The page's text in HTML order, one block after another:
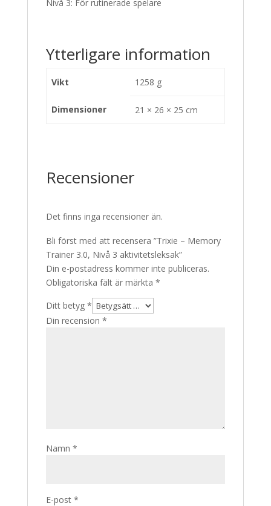
Nivå 3: För rutinerade spelare
Ytterligare information
Vikt 1258 g
Dimensioner 21 × 26 × 25 cm
Recensioner
Det finns inga recensioner än.
Bli först med att recensera ”Trixie – Memory
Trainer 3.0, Nivå 3 aktivitetsleksak”
Din e-postadress kommer inte publiceras.
Obligatoriska fält är märkta *
Ditt betyg *
Din recension *
Namn *
E-post *